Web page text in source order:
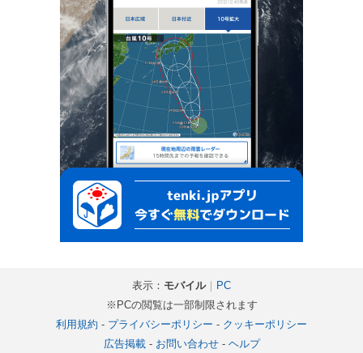
表示： モバイル｜ PC
※PCの閲覧は一部制限されます
利用規約 - プライバシーポリシー - クッキーポリシー
広告掲載- お問い合わせ- ヘルプ